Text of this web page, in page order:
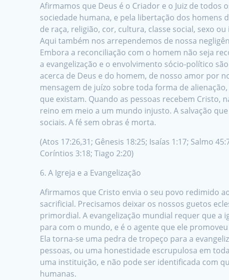
Afirmamos que Deus é o Criador e o Juiz de
sociedade humana, e pela libertação dos homens
de raça, religião, cor, cultura, classe social, sexo
Aqui também nos arrependemos de nossa
Embora a reconciliação com o homem não seja
a evangelização e o envolvimento sócio-político
acerca de Deus e do homem, de nosso amor por
mensagem de juízo sobre toda forma de
que existam. Quando as pessoas recebem
reino em meio a um mundo injusto. A salvação
sociais. A fé sem obras é morta.
(Atos 17:26,31; Gênesis 18:25; Isaías 1:17; Salmo
Coríntios 3:18; Tiago 2:20)
6. A Igreja e a Evangelização
Afirmamos que Cristo envia o seu povo redimido
sacrificial. Precisamos deixar os nossos guetos
primordial. A evangelização mundial requer que
para com o mundo, e é o agente que ele
Ela torna-se uma pedra de tropeço para a
pessoas, ou uma honestidade escrupulosa em
uma instituição, e não pode ser identificada com
humanas.